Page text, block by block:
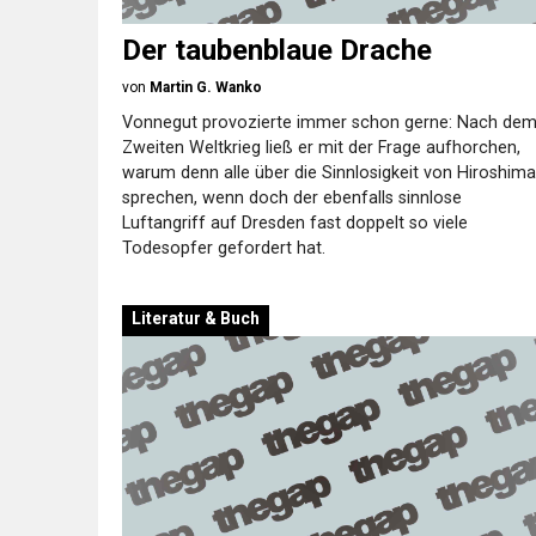
Der taubenblaue Drache
von Martin G. Wanko
Vonnegut provozierte immer schon gerne: Nach dem
Zweiten Weltkrieg ließ er mit der Frage aufhorchen,
warum denn alle über die Sinnlosigkeit von Hiroshima
sprechen, wenn doch der ebenfalls sinnlose
Luftangriff auf Dresden fast doppelt so viele
Todesopfer gefordert hat.
Literatur & Buch